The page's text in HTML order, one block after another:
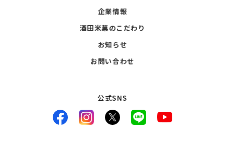
企業情報
酒田米菓のこだわり
お知らせ
お問い合わせ
公式SNS